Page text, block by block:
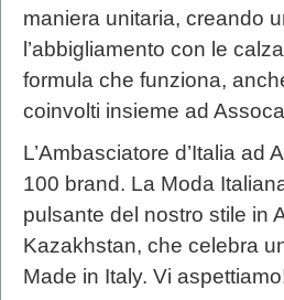
maniera unitaria, creando
l’abbigliamento con le
formula che funziona,
coinvolti insieme ad
L’Ambasciatore d’Italia ad
100 brand. La Moda
pulsante del nostro stile in
Kazakhstan, che celebra
Made in Italy. Vi